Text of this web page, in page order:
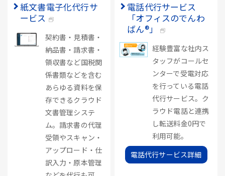
紙文書電子化代行サ
ービス
契約書・見積書・
納品書・請求書・
領収書など国税関
係書類などを含む
あらゆる資料を保
存できるクラウド
文書管理システ
ム。請求書の代理
受領やスキャン・
アップロード・仕
訳入力・原本管理
電話代行サービス
「オフィスのでんわ
ばん®」
経験豊富な社内ス
タッフがコールセ
ンターで受電対応
を行っている電話
代行サービス。ク
ラウド電話と連携
し転送料金0円で
利用可能。
電話代行サービス詳細